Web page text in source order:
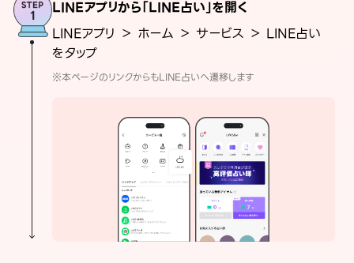
LINEアプリから「LINE占い」を開く
LINEアプリ ＞ ホーム ＞ サービス ＞ LINE占い
をタップ
※本ページのリンクからもLINE占いへ遷移します